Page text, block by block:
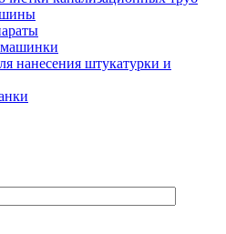
нанесения штукатурки и